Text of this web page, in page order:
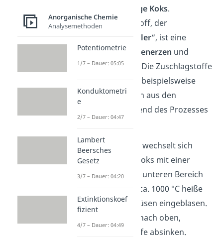
kohlenstoffhaltige Koks.
Der zweite Rohstoff, der
Möller“, ist eine
Mischung aus
Eisenerzen und
Zuschlagstoffen
. Die Zuschlagstoffe
sind dazu da, um beispielsweise
Verunreinigungen aus den
Eisenerzen während des Prozesses
Hochofenprozess
wechselt sich
jeweils eine Schicht Koks mit einer
Schicht Möller ab. Im unteren Bereich
wird ca. 1000 °C heiße
Luft über mehrere Düsen eingeblasen.
Die heiße Luft steigt nach oben,
während die Rohstoffe absinken.
Anorganische Chemie
Analysemethoden
Potentiometrie
1/7 – Dauer: 05:05
Konduktometri
e
2/7 – Dauer: 04:47
Lambert
Beersches
Gesetz
3/7 – Dauer: 04:20
Extinktionskoef
fizient
4/7 – Dauer: 04:49